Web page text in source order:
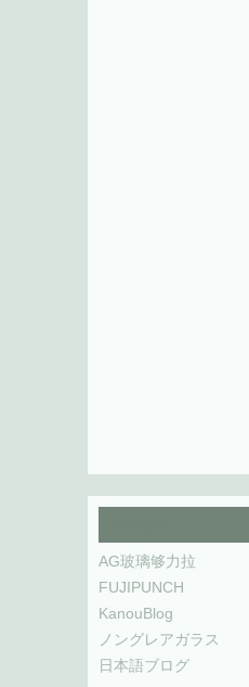
AG玻璃够力拉
FUJIPUNCH
KanouBlog
ノングレアガラス
日本語ブログ